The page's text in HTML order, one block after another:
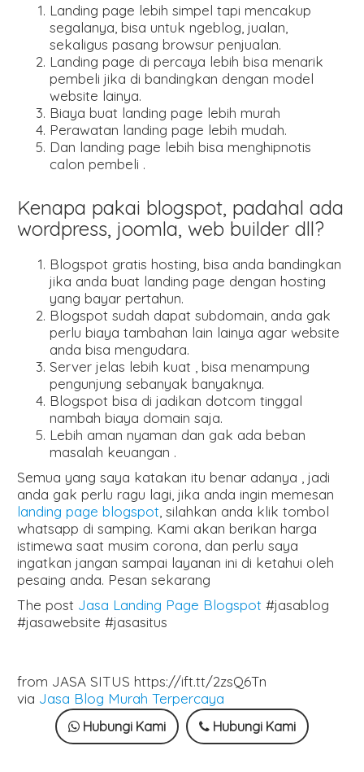
Landing page lebih simpel tapi mencakup
segalanya, bisa untuk ngeblog, jualan,
sekaligus pasang browsur penjualan.
Landing page di percaya lebih bisa menarik
pembeli jika di bandingkan dengan model
website lainya.
Biaya buat landing page lebih murah
Perawatan landing page lebih mudah.
Dan landing page lebih bisa menghipnotis
calon pembeli .
Kenapa pakai blogspot, padahal ada
wordpress, joomla, web builder dll?
Blogspot gratis hosting, bisa anda bandingkan
jika anda buat landing page dengan hosting
yang bayar pertahun.
Blogspot sudah dapat subdomain, anda gak
perlu biaya tambahan lain lainya agar website
anda bisa mengudara.
Server jelas lebih kuat , bisa menampung
pengunjung sebanyak banyaknya.
Blogspot bisa di jadikan dotcom tinggal
nambah biaya domain saja.
Lebih aman nyaman dan gak ada beban
masalah keuangan .
Semua yang saya katakan itu benar adanya , jadi
anda gak perlu ragu lagi, jika anda ingin memesan
landing page blogspot , silahkan anda klik tombol
whatsapp di samping. Kami akan berikan harga
istimewa saat musim corona, dan perlu saya
ingatkan jangan sampai layanan ini di ketahui oleh
pesaing anda. Pesan sekarang
The post Jasa Landing Page Blogspot #jasablog
#jasawebsite #jasasitus
from JASA SITUS https://ift.tt/2zsQ6Tn
via Jasa Blog Murah Terpercaya
Hubungi Kami Hubungi Kami